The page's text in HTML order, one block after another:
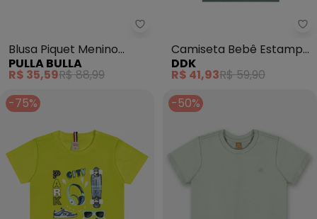
Pulla Bulla - Blusa Piquet
Blusa Piquet Menino
(Verde)
PULLA BULLA
R$ 35,59R$ 88,99
Camiseta Bebê Estampa
Game (Verde)
DDK
R$ 41,93R$ 59,90
-75%
-50%